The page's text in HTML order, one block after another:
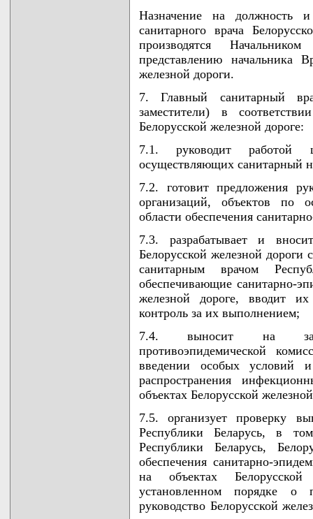
Назначение на должность
санитарного врача
производятся
представлению начальника
железной дороги.
7. Главный санитарный
заместители) в
Белорусской железной дороге:
7.1. руководит работой
осуществляющих санитарный
7.2. готовит предложения
организаций, объектов по
области обеспечения
7.3. разрабатывает и
Белорусской железной дороги
санитарным врачом
обеспечивающие санитарно-
железной дороге, вводит
контроль за их выполнением;
7.4. выносит на
противоэпидемической
введении особых условий
распространения
объектах Белорусской
7.5. организует проверку
Республики Беларусь, в
Республики Беларусь,
обеспечения санитарно-
на объектах
установленном порядке
руководство Белорусской